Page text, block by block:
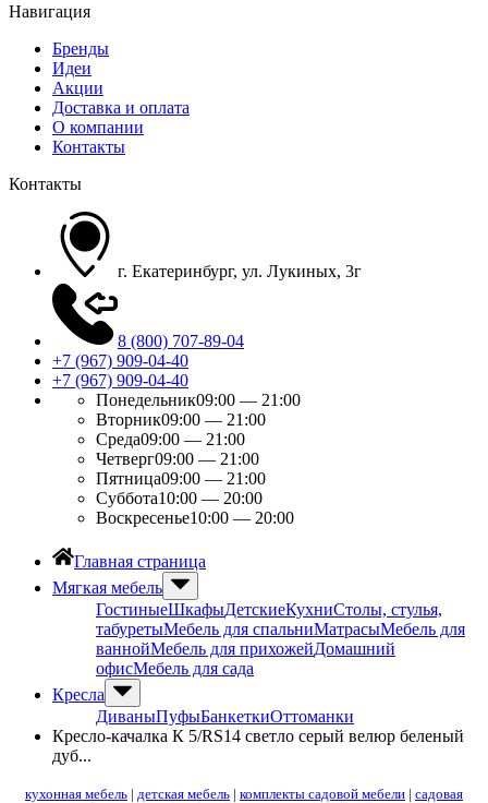
Навигация
Бренды
Идеи
Акции
Доставка и оплата
О компании
Контакты
Контакты
г. Екатеринбург, ул. Лукиных, 3г
8 (800) 707-89-04
+7 (967) 909-04-40
+7 (967) 909-04-40
Понедельник09:00 — 21:00
Вторник09:00 — 21:00
Среда09:00 — 21:00
Четверг09:00 — 21:00
Пятница09:00 — 21:00
Суббота10:00 — 20:00
Воскресенье10:00 — 20:00
Главная страница
Мягкая мебель
ГостиныеШкафыДетскиеКухниСтолы, стулья,
табуретыМебель для спальниМатрасыМебель для
ваннойМебель для прихожейДомашний
офисМебель для сада
Кресла
ДиваныПуфыБанкеткиОттоманки
Кресло-качалка К 5/RS14 светло серый велюр беленый
дуб...
кухонная мебель | детская мебель | комплекты садовой мебели | садовая